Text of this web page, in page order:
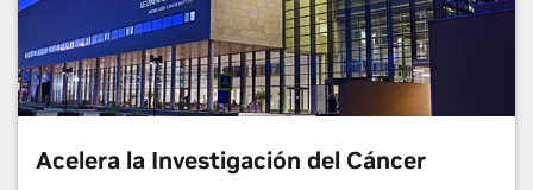
Acelera la Investigación del Cáncer